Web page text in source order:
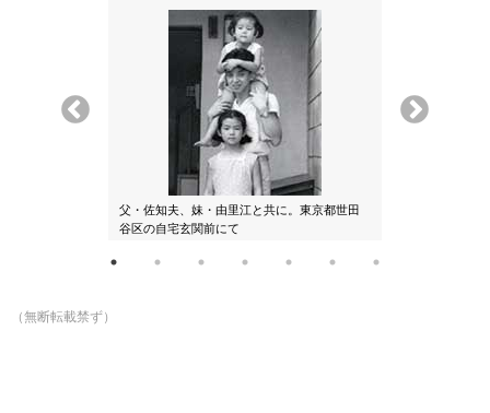
父・佐知夫、妹・由里江と共に。東京都世田
谷区の自宅玄関前にて
（無断転載禁ず）